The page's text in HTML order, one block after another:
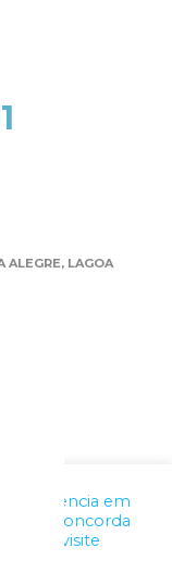
ALEGRE, LAGOA
experiência em
você concorda
visite